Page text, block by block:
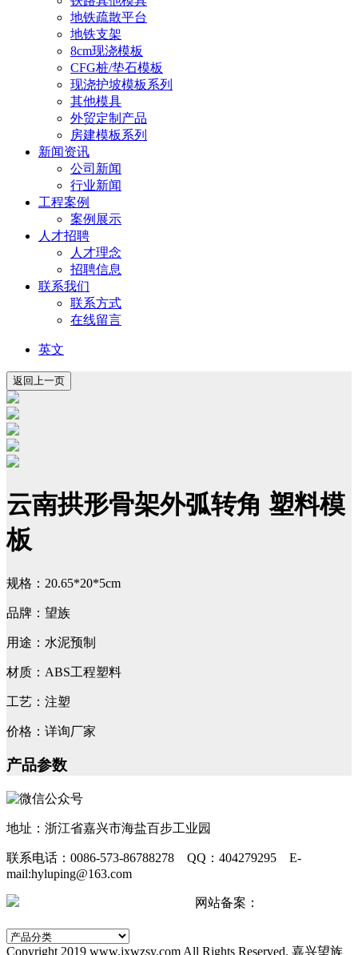
地铁疏散平台
地铁支架
8cm现浇模板
CFG桩/垫石模板
现浇护坡模板系列
其他模具
外贸定制产品
房建模板系列
新闻资讯
公司新闻
行业新闻
工程案例
案例展示
人才招聘
人才理念
招聘信息
联系我们
联系方式
在线留言
英文
云南拱形骨架外弧转角 塑料模
板
规格：20.65*20*5cm
品牌：望族
用途：水泥预制
材质：ABS工程塑料
工艺：注塑
价格：详询厂家
产品参数
地址：浙江省嘉兴市海盐百步工业园
联系电话：0086-573-86788278 QQ：404279295 E-
mail:hyluping@163.com
网站备案：
Copyright 2019 www.jxwzsy.com All Rights Reserved. 嘉兴望族